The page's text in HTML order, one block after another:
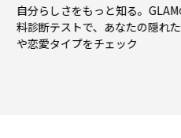
自分らしさをもっと知る。GLAMの無
料診断テストで、あなたの隠れた性格
や恋愛タイプをチェック